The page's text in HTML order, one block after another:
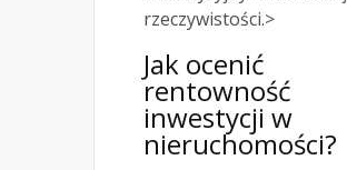
rzeczywistości.>
Jak ocenić
rentowność
inwestycji w
nieruchomości?